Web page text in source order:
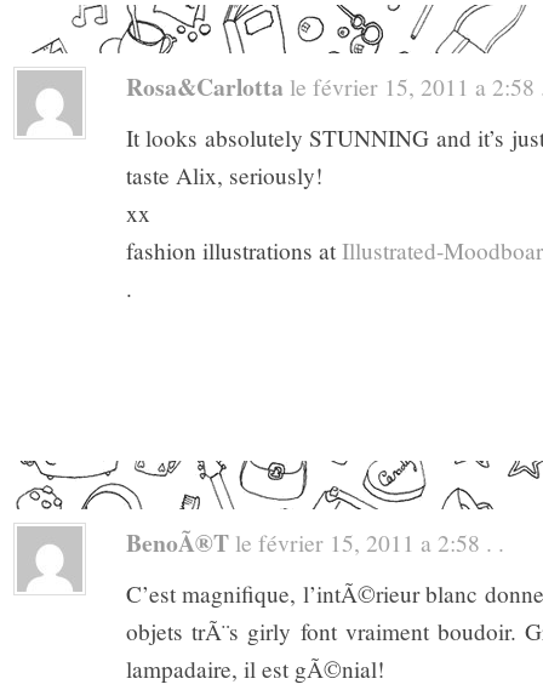
Rosa&Carlotta le février 15, 2011 a 2:58
It looks absolutely STUNNING and it’s
taste Alix, seriously!
xx
fashion illustrations at Illustrated-
.
BenoÃ®t le février 15, 2011 a 2:58 . .
C’est magnifique, l’intÃ©rieur blanc
objets trÃ¨s girly font vraiment boudoir.
lampadaire, il est gÃ©nial!